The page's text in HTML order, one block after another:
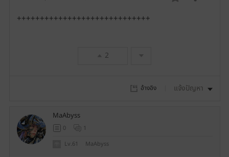
ร
า
+++++++++++++++++++++++++++++
2
อ้างอิง แจ้งปัญหา
MaAbyss
0
1
Lv.61
MaAbyss